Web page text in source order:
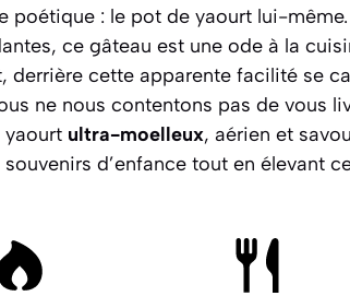
poétique : le pot de yaourt lui-
ce gâteau est une ode à la
derrière cette apparente facilité se
ne nous contentons pas de vous
yaourt ultra-moelleux, aérien et
d’enfance tout en élevant